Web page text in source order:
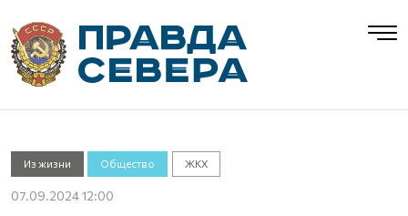
Из жизни Общество ЖКХ
07.09.2024 12:00